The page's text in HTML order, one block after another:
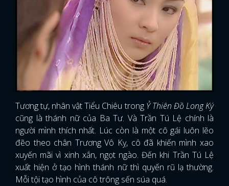
Tương tự, nhân vật Tiểu Chiêu trong Ỷ Thiên Đồ Long Ký
cũng là thánh nữ của Ba Tư. Và Trần Tú Lệ chính là
người mình thích nhất. Lúc còn là một cô gái luôn lẽo
đẽo theo chân Trương Vô Kỵ, cô đã khiến mình xao
xuyến mãi vì xinh xắn, ngọt ngào. Đến khi Trần Tú Lệ
xuất hiện ở tạo hình thánh nữ thì quyến rũ lạ thường.
Mỗi tội tạo hình của cô trông sến súa quá.